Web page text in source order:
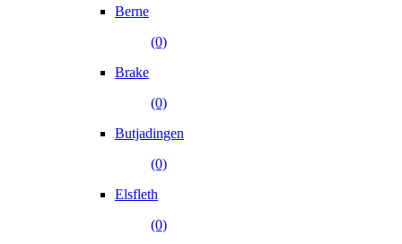
Berne
(0)
Brake
(0)
Butjadingen
(0)
Elsfleth
(0)